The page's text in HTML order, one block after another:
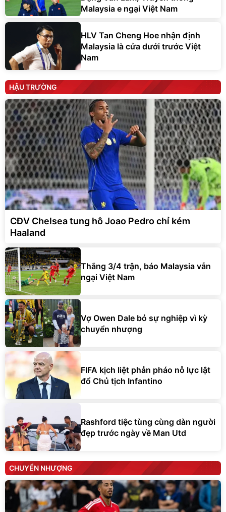
Malaysia e ngại Việt Nam
HLV Tan Cheng Hoe nhận định
Malaysia là cửa dưới trước Việt
Nam
HẬU TRƯỜNG
CĐV Chelsea tung hô Joao Pedro chỉ kém
Haaland
Thắng 3/4 trận, báo Malaysia vẫn
ngại Việt Nam
Vợ Owen Dale bỏ sự nghiệp vì kỳ
chuyển nhượng
FIFA kịch liệt phản pháo nỗ lực lật
đổ Chủ tịch Infantino
Rashford tiệc tùng cùng dàn người
đẹp trước ngày về Man Utd
CHUYỂN NHƯỢNG